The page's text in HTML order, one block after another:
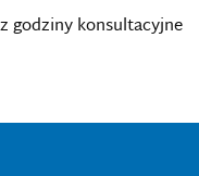
godziny konsultacyjne